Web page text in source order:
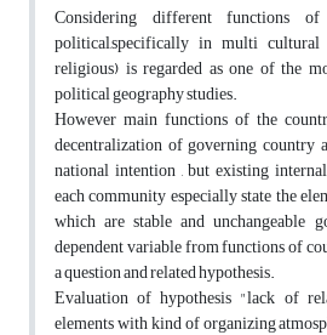
Considering different functions of
political,specifically in multi cultural
religious) is regarded as one of the
political geography studies.
However main functions of the
decentralization of governing country
national intention , but existing
each community especially state the
which are stable and unchangeable
dependent variable from functions of
a question and related hypothesis.
Evaluation of hypothesis "lack of
elements with kind of organizing